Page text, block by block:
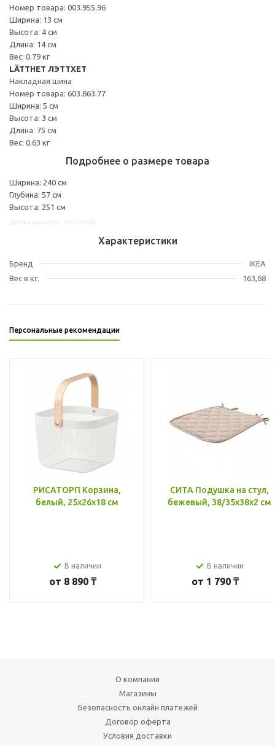
Номер товара: 003.955.96
Ширина: 13 см
Высота: 4 см
Длина: 14 см
Вес: 0.79 кг
LÄTTHET ЛЭТТХЕТ
Накладная шина
Номер товара: 603.863.77
Ширина: 5 см
Высота: 3 см
Длина: 75 см
Вес: 0.63 кг
Подробнее о размере товара
Ширина: 240 см
Глубина: 57 см
Высота: 251 см
Характеристики
Бренд
IKEA
Вес в кг.
163,68
Персональные рекомендации
РИСАТОРП Корзина,
белый, 25x26x18 см
В наличии
от 8 890 ₸
СИТА Подушка на стул,
бежевый, 38/35x38x2 см
В наличии
от 1 790 ₸
О компании
Магазины
Безопасность онлайн платежей
Договор оферта
Условия доставки